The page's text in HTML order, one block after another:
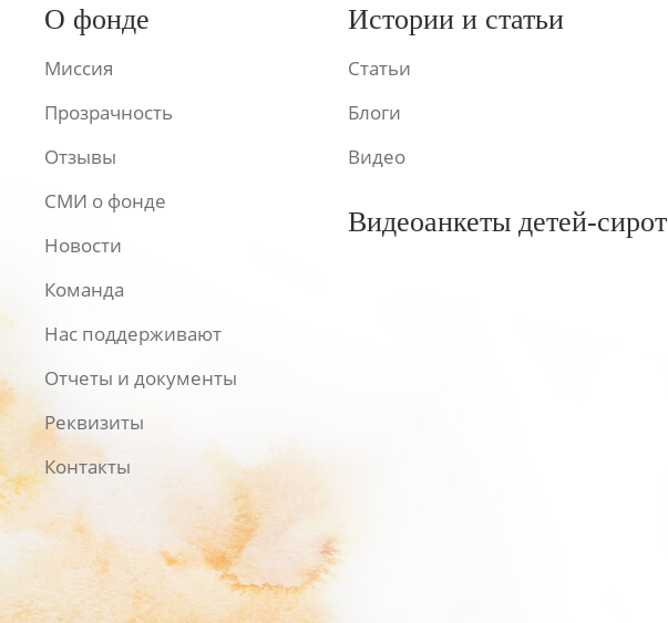
О фонде
Миссия
Прозрачность
Отзывы
СМИ о фонде
Новости
Команда
Нас поддерживают
Отчеты и документы
Реквизиты
Контакты
Истории и статьи
Статьи
Блоги
Видео
Видеоанкеты детей-сирот